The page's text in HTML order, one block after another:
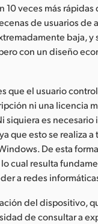
veces más rápidas
de usuarios de
baja,
con un diseño
que el usuario
ni una licencia
es necesario
que esto se realiza a
De esta
cual resulta
a redes
del dispositivo,
de consultar a